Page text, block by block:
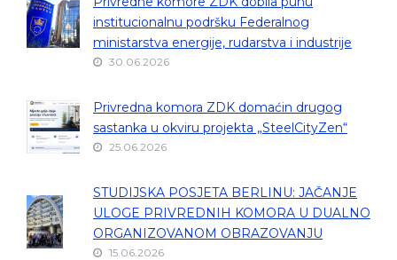
institucionalnu podršku Federalnog
ministarstva energije, rudarstva i industrije
30.06.2026
Privredna komora ZDK domaćin drugog
sastanka u okviru projekta „SteelCityZen“
25.06.2026
STUDIJSKA POSJETA BERLINU: JAČANJE
ULOGE PRIVREDNIH KOMORA U DUALNO
ORGANIZOVANOM OBRAZOVANJU
15.06.2026